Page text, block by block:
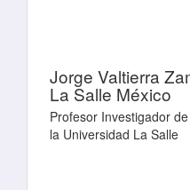
Jorge Valtierra
La Salle México
Profesor Investigador
la Universidad La Salle